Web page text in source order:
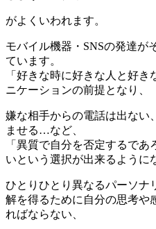
がよくいわれます。
モバイル機器・SNSの発達が
ています。
「好きな時に好きな人と好
ニケーションの前提となり、
嫌な相手からの電話は出ない
ませる…など、
「異質で自分を否定するで
いという選択が出来るように
ひとりひとり異なるパーソナ
解を得るために自分の思考や
ればならない、